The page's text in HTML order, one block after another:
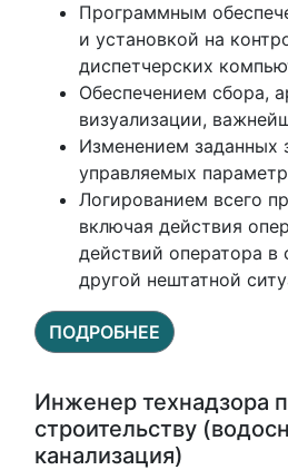
Программным
и установкой на
диспетчерских
Обеспечением сбора,
визуализации,
Изменением заданных
управляемых
Логированием всего
включая действия
действий оператора в
другой нештатной
ПОДРОБНЕЕ
Инженер технадзора
строительству
канализация)